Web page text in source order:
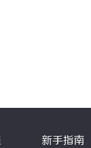
新手指南